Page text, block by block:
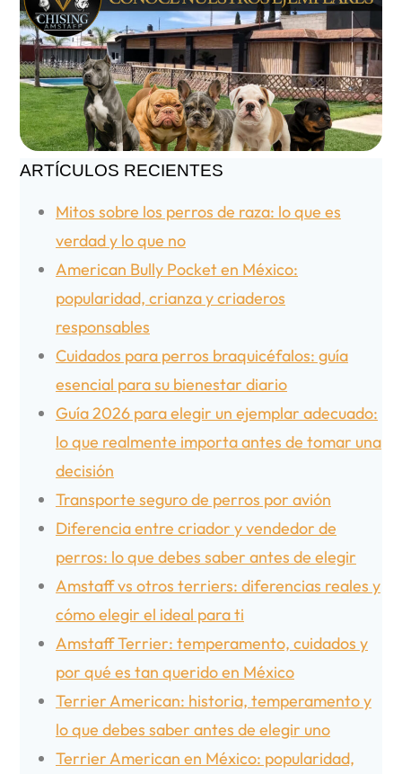
ARTÍCULOS RECIENTES
Mitos sobre los perros de raza: lo que es
verdad y lo que no
American Bully Pocket en México:
popularidad, crianza y criaderos
responsables
Cuidados para perros braquicéfalos: guía
esencial para su bienestar diario
Guía 2026 para elegir un ejemplar adecuado:
lo que realmente importa antes de tomar una
decisión
Transporte seguro de perros por avión
Diferencia entre criador y vendedor de
perros: lo que debes saber antes de elegir
Amstaff vs otros terriers: diferencias reales y
cómo elegir el ideal para ti
Amstaff Terrier: temperamento, cuidados y
por qué es tan querido en México
Terrier American: historia, temperamento y
lo que debes saber antes de elegir uno
Terrier American en México: popularidad,